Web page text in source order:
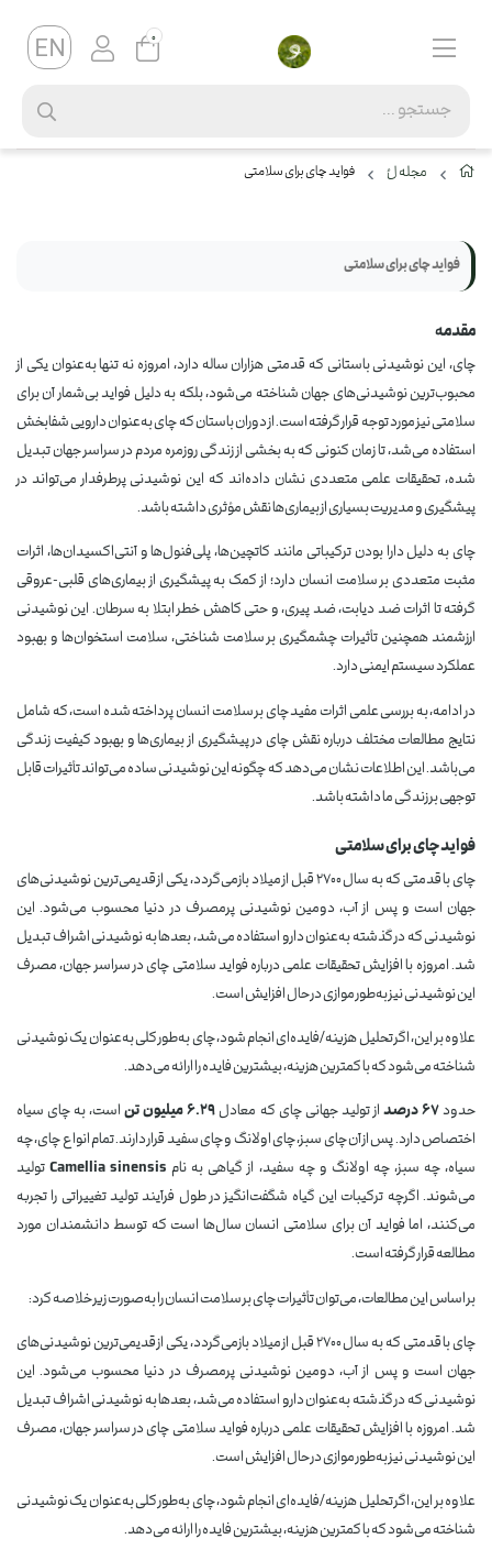
مجله لُ فواید چای برای سلامتی
فواید چای برای سلامتی
مقدمه
چای، این نوشیدنی باستانی که قدمتی هزاران ساله دارد، امروزه نه تنها به‌عنوان یکی از
محبوب‌ترین نوشیدنی‌های جهان شناخته می‌شود، بلکه به دلیل فواید بی‌شمار آن برای
سلامتی نیز مورد توجه قرار گرفته است. از دوران باستان که چای به‌عنوان دارویی شفابخش
استفاده می‌شد، تا زمان کنونی که به بخشی از زندگی روزمره مردم در سراسر جهان تبدیل
شده، تحقیقات علمی متعددی نشان داده‌اند که این نوشیدنی پرطرفدار می‌تواند در
پیشگیری و مدیریت بسیاری از بیماری‌ها نقش مؤثری داشته باشد.
چای به دلیل دارا بودن ترکیباتی مانند کاتچین‌ها، پلی‌فنول‌ها و آنتی‌اکسیدان‌ها، اثرات
مثبت متعددی بر سلامت انسان دارد؛ از کمک به پیشگیری از بیماری‌های قلبی-عروقی
گرفته تا اثرات ضد دیابت، ضد پیری، و حتی کاهش خطر ابتلا به سرطان. این نوشیدنی
ارزشمند همچنین تأثیرات چشمگیری بر سلامت شناختی، سلامت استخوان‌ها و بهبود
عملکرد سیستم ایمنی دارد.
در ادامه، به بررسی علمی اثرات مفید چای بر سلامت انسان پرداخته شده است، که شامل
نتایج مطالعات مختلف درباره نقش چای در پیشگیری از بیماری‌ها و بهبود کیفیت زندگی
می‌باشد. این اطلاعات نشان می‌دهد که چگونه این نوشیدنی ساده می‌تواند تأثیرات قابل
توجهی بر زندگی ما داشته باشد.
فواید چای برای سلامتی
چای با قدمتی که به سال ۲۷۰۰ قبل از میلاد بازمی‌گردد، یکی از قدیمی‌ترین نوشیدنی‌های
جهان است و پس از آب، دومین نوشیدنی پرمصرف در دنیا محسوب می‌شود. این
نوشیدنی که در گذشته به‌عنوان دارو استفاده می‌شد، بعدها به نوشیدنی اشراف تبدیل
شد. امروزه با افزایش تحقیقات علمی درباره فواید سلامتی چای در سراسر جهان، مصرف
این نوشیدنی نیز به‌طور موازی در حال افزایش است.
علاوه بر این، اگر تحلیل هزینه/فایده‌ای انجام شود، چای به‌طور کلی به‌عنوان یک نوشیدنی
شناخته می‌شود که با کمترین هزینه، بیشترین فایده را ارائه می‌دهد.
حدود۶۷ درصد از تولید جهانی چای که معادل۶.۲۹ میلیون تن
است، به چای سیاه
اختصاص دارد. پس از آن چای سبز، چای اولانگ و چای سفید قرار دارند. تمام انواع چای، چه
سیاه، چه سبز، چه اولانگ و چه سفید، از گیاهی به نام Camellia sinensisتولید
می‌شوند. اگرچه ترکیبات این گیاه شگفت‌انگیز در طول فرآیند تولید تغییراتی را تجربه
می‌کنند، اما فواید آن برای سلامتی انسان سال‌ها است که توسط دانشمندان مورد
مطالعه قرار گرفته است.
بر اساس این مطالعات، می‌توان تأثیرات چای بر سلامت انسان را به‌صورت زیر خلاصه کرد:
چای با قدمتی که به سال ۲۷۰۰ قبل از میلاد بازمی‌گردد، یکی از قدیمی‌ترین نوشیدنی‌های
جهان است و پس از آب، دومین نوشیدنی پرمصرف در دنیا محسوب می‌شود. این
نوشیدنی که در گذشته به‌عنوان دارو استفاده می‌شد، بعدها به نوشیدنی اشراف تبدیل
شد. امروزه با افزایش تحقیقات علمی درباره فواید سلامتی چای در سراسر جهان، مصرف
این نوشیدنی نیز به‌طور موازی در حال افزایش است.
علاوه بر این، اگر تحلیل هزینه/فایده‌ای انجام شود، چای به‌طور کلی به‌عنوان یک نوشیدنی
شناخته می‌شود که با کمترین هزینه، بیشترین فایده را ارائه می‌دهد.
0